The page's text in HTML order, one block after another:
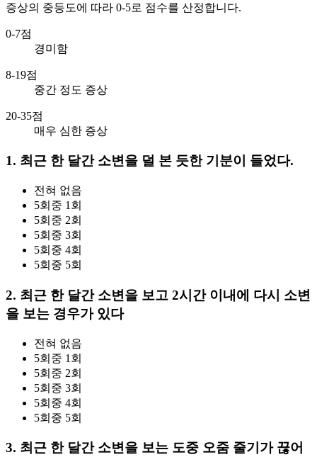
증상의 중등도에 따라 0-5로 점수를 산정합니다.
0-7점
경미함
8-19점
중간 정도 증상
20-35점
매우 심한 증상
1. 최근 한 달간 소변을 덜 본 듯한 기분이 들었다.
전혀 없음
5회중 1회
5회중 2회
5회중 3회
5회중 4회
5회중 5회
2. 최근 한 달간 소변을 보고 2시간 이내에 다시 소변
을 보는 경우가 있다
전혀 없음
5회중 1회
5회중 2회
5회중 3회
5회중 4회
5회중 5회
3. 최근 한 달간 소변을 보는 도중 오줌 줄기가 끊어